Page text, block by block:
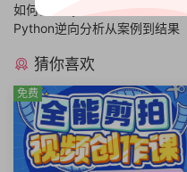
如何使用Python数据分析实战，
Python逆向分析从案例到结果
猜你喜欢
免费